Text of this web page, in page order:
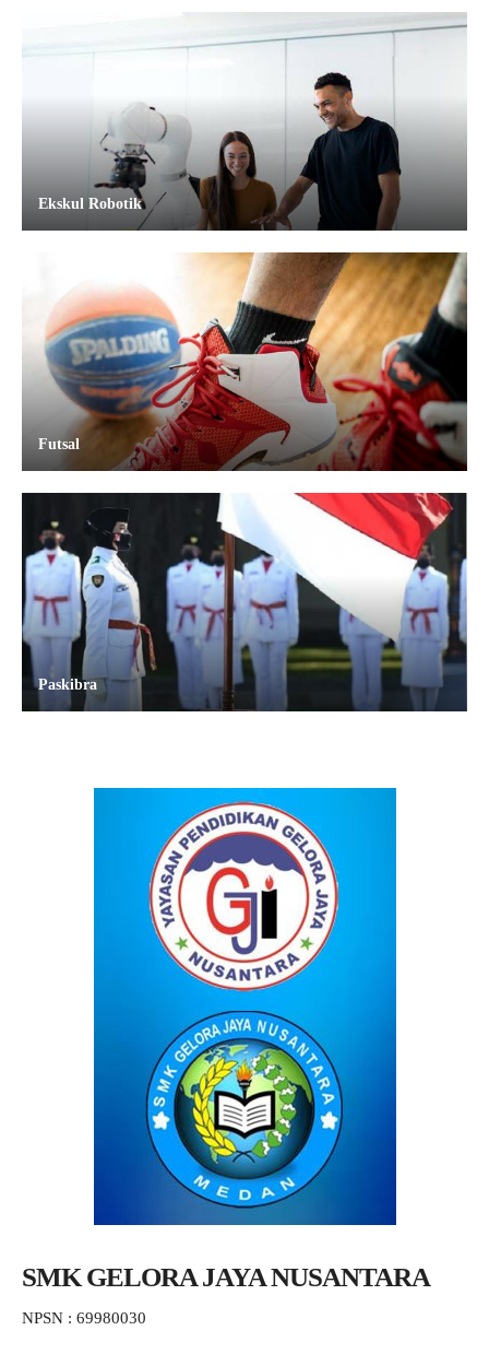
Ekskul Robotik
Futsal
Paskibra
SMK GELORA JAYA NUSANTARA
NPSN : 69980030